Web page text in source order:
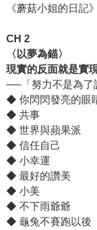
《蘑菇小姐的日記》
CH 2
〈以夢為錨〉
現實的反面就是實
──「努力不是為了
◆ 你閃閃發亮的眼
◆ 共事
◆ 世界與蘋果派
◆ 信任自己
◆ 小幸運
◆ 最好的讚美
◆ 小美
◆ 不下雨爺爺
◆ 龜兔不賽跑以後